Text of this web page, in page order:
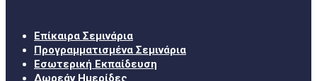
Επίκαιρα Σεμινάρια
Προγραμματισμένα Σεμινάρια
Εσωτερική Εκπαίδευση
Δωρεάν Ημερίδες